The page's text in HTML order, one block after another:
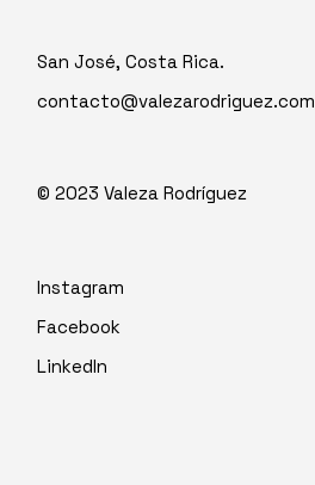
San José, Costa Rica.
contacto@valezarodriguez.com
© 2023Valeza Rodríguez
Instagram
Facebook
LinkedIn